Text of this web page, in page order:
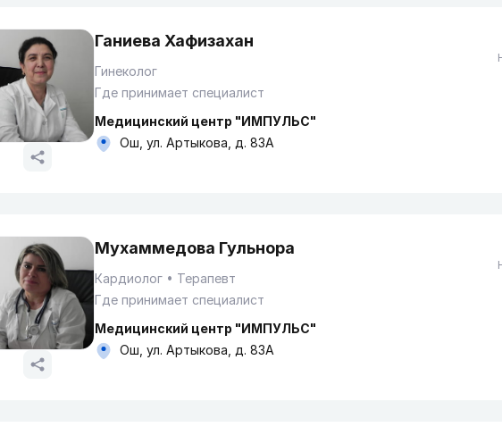
Ганиева Хафизахан
Гинеколог
Где принимает специалист
Медицинский центр "ИМПУЛЬС"
Ош, ул. Артыкова, д. 83А
Мухаммедова Гульнора
Кардиолог
Терапевт
Где принимает специалист
Медицинский центр "ИМПУЛЬС"
Ош, ул. Артыкова, д. 83А